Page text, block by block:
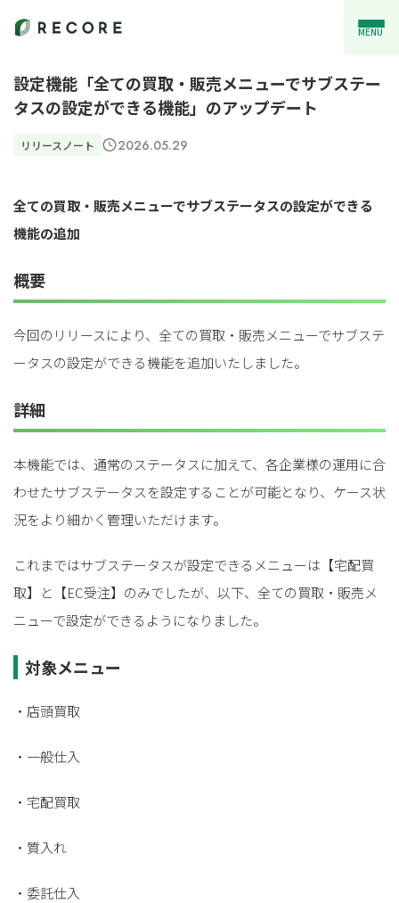
MENU
設定機能「全ての買取・販売メニューでサブステー
タスの設定ができる機能」のアップデート
リリースノート 2026.05.29
全ての買取・販売メニューでサブステータスの設定ができる
機能の追加
概要
今回のリリースにより、全ての買取・販売メニューでサブステ
ータスの設定ができる機能を追加いたしました。
詳細
本機能では、通常のステータスに加えて、各企業様の運用に合
わせたサブステータスを設定することが可能となり、ケース状
況をより細かく管理いただけます。
これまではサブステータスが設定できるメニューは【宅配買
取】と【EC受注】のみでしたが、以下、全ての買取・販売メ
ニューで設定ができるようになりました。
対象メニュー
・店頭買取
・一般仕入
・宅配買取
・質入れ
・委託仕入